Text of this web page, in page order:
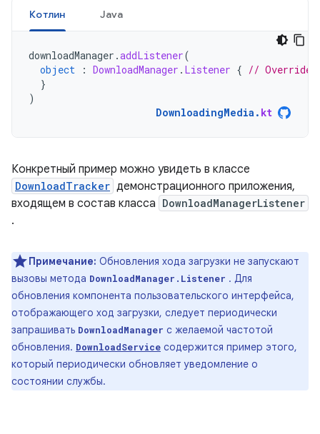
Котлин Java
downloadManager .addListener(
object
: DownloadManager . Listener { // Override
}
)
DownloadingMedia . kt
Конкретный пример можно увидеть в классе
DownloadTracker демонстрационного приложения,
входящем в состав класса DownloadManagerListener
.
Примечание: Обновления хода загрузки не запускают
вызовы метода DownloadManager.Listener . Для
обновления компонента пользовательского интерфейса,
отображающего ход загрузки, следует периодически
запрашивать DownloadManager с желаемой частотой
обновления. DownloadService содержится пример этого,
который периодически обновляет уведомление о
состоянии службы.